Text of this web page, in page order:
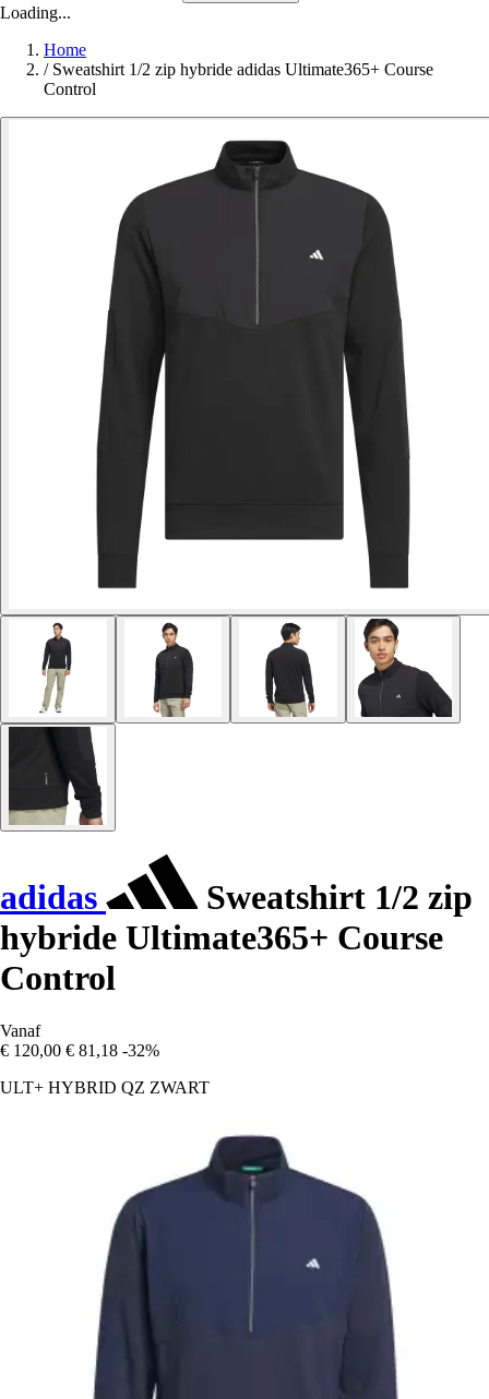
Loading...
Home
/ Sweatshirt 1/2 zip hybride adidas Ultimate365+ Course
Control
adidas
Sweatshirt 1/2 zip
hybride Ultimate365+ Course
Control
Vanaf
€ 120,00 € 81,18 -32%
ULT+ HYBRID QZ ZWART